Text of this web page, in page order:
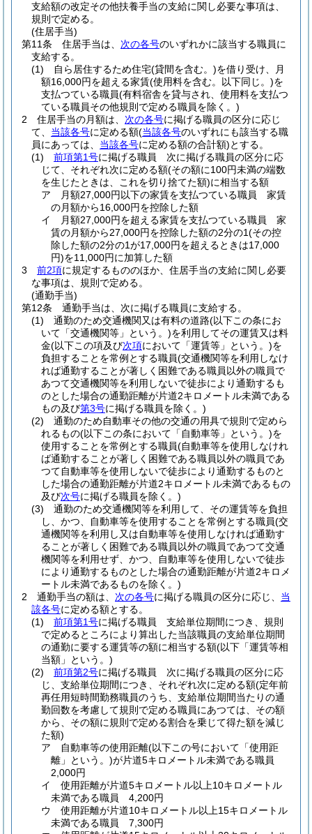
支給額の改定その他扶養手当の支給に関し必要な事項は、
規則で定める。
(住居手当)
第11条
住居手当は、 次の各号のいずれかに該当する職員に
支給する。
(1)
自ら居住するため住宅(貸間を含む。)を借り受け、月
額16,000円を超える家賃(使用料を含む。以下同じ。)を
支払つている職員(有料宿舎を貸与され、使用料を支払つ
ている職員その他規則で定める職員を除く。)
2
住居手当の月額は、 次の各号に掲げる職員の区分に応じ
て、 当該各号に定める額(当該各号のいずれにも該当する職
員にあっては、 当該各号に定める額の合計額)とする。
(1)
前項第1号に掲げる職員 次に掲げる職員の区分に応
じて、それぞれ次に定める額(その額に100円未満の端数
を生じたときは、これを切り捨てた額)に相当する額
ア
月額27,000円以下の家賃を支払つている職員 家賃
の月額から16,000円を控除した額
イ
月額27,000円を超える家賃を支払つている職員 家
賃の月額から27,000円を控除した額の2分の1(その控
除した額の2分の1が17,000円を超えるときは17,000
円)を11,000円に加算した額
3
前2項に規定するもののほか、住居手当の支給に関し必要
な事項は、規則で定める。
(通勤手当)
第12条
通勤手当は、次に掲げる職員に支給する。
(1)
通勤のため交通機関又は有料の道路(以下この条にお
いて「交通機関等」という。)を利用してその運賃又は料
金(以下この項及び次項において「運賃等」という。)を
負担することを常例とする職員(交通機関等を利用しなけ
れば通勤することが著しく困難である職員以外の職員で
あつて交通機関等を利用しないで徒歩により通勤するも
のとした場合の通勤距離が片道2キロメートル未満である
もの及び第3号に掲げる職員を除く。)
(2)
通勤のため自動車その他の交通の用具で規則で定めら
れるもの(以下この条において「自動車等」という。)を
使用することを常例とする職員(自動車等を使用しなけれ
ば通勤することが著しく困難である職員以外の職員であ
つて自動車等を使用しないで徒歩により通勤するものと
した場合の通勤距離が片道2キロメートル未満であるもの
及び次号に掲げる職員を除く。)
(3)
通勤のため交通機関等を利用して、その運賃等を負担
し、かつ、自動車等を使用することを常例とする職員(交
通機関等を利用し又は自動車等を使用しなければ通勤す
ることが著しく困難である職員以外の職員であつて交通
機関等を利用せず、かつ、自動車等を使用しないで徒歩
により通勤するものとした場合の通勤距離が片道2キロメ
ートル未満であるものを除く。)
2
通勤手当の額は、 次の各号に掲げる職員の区分に応じ、 当
該各号に定める額とする。
(1)
前項第1号に掲げる職員 支給単位期間につき、規則
で定めるところにより算出した当該職員の支給単位期間
の通勤に要する運賃等の額に相当する額(以下「運賃等相
当額」という。)
(2)
前項第2号に掲げる職員 次に掲げる職員の区分に応
じ、支給単位期間につき、それぞれ次に定める額(定年前
再任用短時間勤務職員のうち、支給単位期間当たりの通
勤回数を考慮して規則で定める職員にあつては、その額
から、その額に規則で定める割合を乗じて得た額を減じ
た額)
ア
自動車等の使用距離(以下この号において「使用距
離」という。)が片道5キロメートル未満である職員
2,000円
イ
使用距離が片道5キロメートル以上10キロメートル
未満である職員 4,200円
ウ
使用距離が片道10キロメートル以上15キロメートル
未満である職員 7,300円